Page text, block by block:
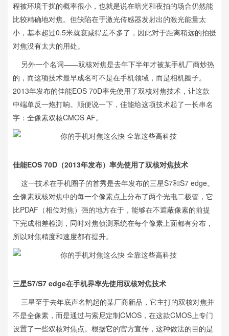
程被环境干扰的概率很小，也就是说在暗光和夜拍的场合仍然能
比较精确地对焦。但缺陷在于激光传感器发射出的激光能量太
小，基本超过0.5米就衰减得差不多了，因此对于距离稍远的拍摄
对焦没有太大的用处。
另外一个名词——双核对焦是去年下半年才被某手机厂商炒热
的，而这项技术最早成名可不是在手机领域，而是相机圈子。
2013年发布的佳能EOS 70D率先使用了双核对焦技术，让这款
中端单反一炮打响。顺便说一下，佳能给这项技术起了一长串名
字：全像素双核CMOS AF。
佳能EOS 70D（2013年发布）率先使用了双核对焦技术
这一技术在手机圈子的首秀是去年发布的三星S7和S7 edge。
全像素双核对焦中的每一个像素点上分布了两个光电二极管，它
比PDAF（相位对焦）强的地方在于，能够在不遮蔽像素的前提
下完成相差检测，同时对焦侦测系统在每个像素上面都有分布，
所以对焦精度和速度都有提升。
三星S7/S7 edge在手机界率先使用双核对焦技术
三星至于去年底声名鹊起的某厂商新品，它主打的双核对焦并
不是全像素，而是通过与索尼定制CMOS，在这款CMOS上专门
设置了一些双核对焦点。根据它的官方宣传，这种做法的目的是